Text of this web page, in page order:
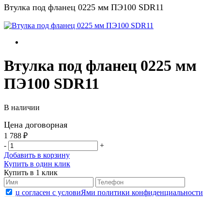
Втулка под фланец 0225 мм ПЭ100 SDR11
Втулка под фланец 0225 мм
ПЭ100 SDR11
В наличии
Цена договорная
1 788 ₽
-
+
Добавить в корзину
Купить в один клик
Купить в 1 клик
џ согласен с условиЯми политики конфиденциальности